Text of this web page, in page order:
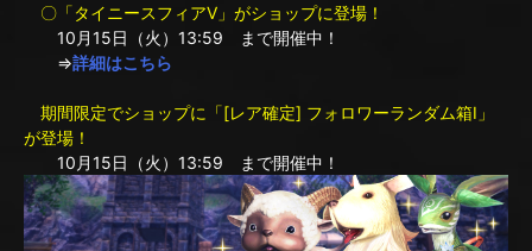
〇「タイニースフィアV」がショップに登場！
10月15日（火）13:59 まで開催中！
⇒詳細はこちら
期間限定でショップに「[レア確定] フォロワーランダム箱I」
が登場！
10月15日（火）13:59 まで開催中！